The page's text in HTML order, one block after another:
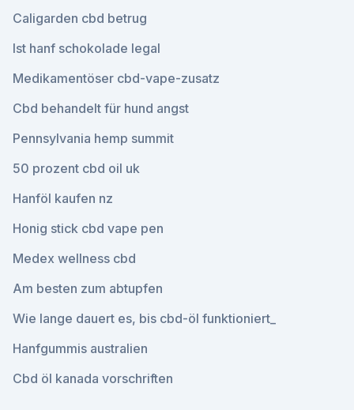
Caligarden cbd betrug
Ist hanf schokolade legal
Medikamentöser cbd-vape-zusatz
Cbd behandelt für hund angst
Pennsylvania hemp summit
50 prozent cbd oil uk
Hanföl kaufen nz
Honig stick cbd vape pen
Medex wellness cbd
Am besten zum abtupfen
Wie lange dauert es, bis cbd-öl funktioniert_
Hanfgummis australien
Cbd öl kanada vorschriften